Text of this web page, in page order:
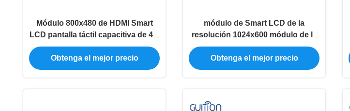
Módulo 800x480 de HDMI Smart
LCD pantalla táctil capacitiva de 4,3
pulgadas
Obtenga el mejor precio
módulo de Smart LCD de la
resolución 1024x600 módulo de la
exhibición de 7 pulgadas para la
frambuesa pi
Obtenga el mejor precio